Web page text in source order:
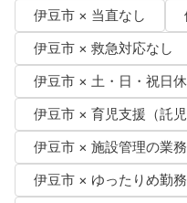
伊豆市 × 当直なし
伊豆市 × 救急対応なし
伊豆市 × 土・日・祝日
伊豆市 × 育児支援（託児
伊豆市 × 施設管理の業務
伊豆市 × ゆったりめ勤務